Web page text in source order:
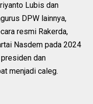
Lubis dan
DPW lainnya,
resmi Rakerda,
Nasdem pada 2024
dan
menjadi caleg.